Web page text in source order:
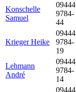
Konschelle
Samuel
09444
9784-
44
Krieger Heike
09444
9784-
19
Lehmann
André
09444
9784-
14
09444